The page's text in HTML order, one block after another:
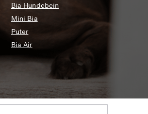
Bia Hundebein
Mini Bia
Puter
Bia Air